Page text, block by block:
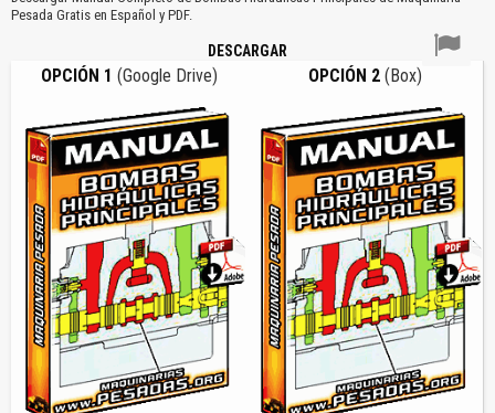
Pesada Gratis en Español y PDF.
DESCARGAR
OPCIÓN 1 (Google Drive) OPCIÓN 2(Box)